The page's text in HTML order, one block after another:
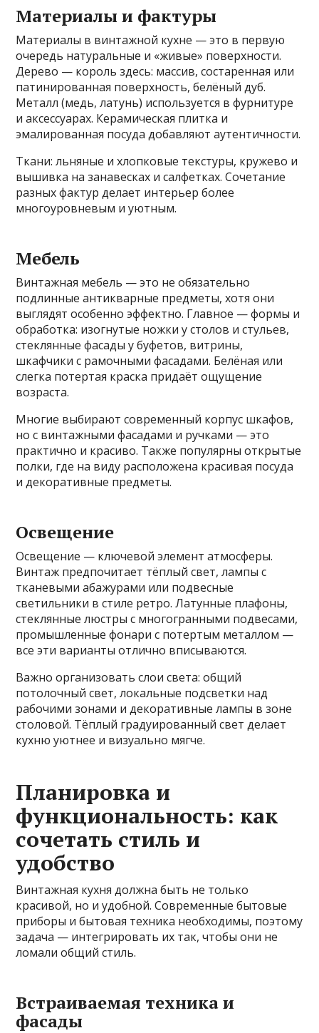
Материалы и фактуры
Материалы в винтажной кухне — это в первую
очередь натуральные и «живые» поверхности.
Дерево — король здесь: массив, состаренная или
патинированная поверхность, белёный дуб.
Металл (медь, латунь) используется в фурнитуре
и аксессуарах. Керамическая плитка и
эмалированная посуда добавляют аутентичности.
Ткани: льняные и хлопковые текстуры, кружево и
вышивка на занавесках и салфетках. Сочетание
разных фактур делает интерьер более
многоуровневым и уютным.
Мебель
Винтажная мебель — это не обязательно
подлинные антикварные предметы, хотя они
выглядят особенно эффектно. Главное — формы и
обработка: изогнутые ножки у столов и стульев,
стеклянные фасады у буфетов, витрины,
шкафчики с рамочными фасадами. Белёная или
слегка потертая краска придаёт ощущение
возраста.
Многие выбирают современный корпус шкафов,
но с винтажными фасадами и ручками — это
практично и красиво. Также популярны открытые
полки, где на виду расположена красивая посуда
и декоративные предметы.
Освещение
Освещение — ключевой элемент атмосферы.
Винтаж предпочитает тёплый свет, лампы с
тканевыми абажурами или подвесные
светильники в стиле ретро. Латунные плафоны,
стеклянные люстры с многогранными подвесами,
промышленные фонари с потертым металлом —
все эти варианты отлично вписываются.
Важно организовать слои света: общий
потолочный свет, локальные подсветки над
рабочими зонами и декоративные лампы в зоне
столовой. Тёплый градуированный свет делает
кухню уютнее и визуально мягче.
Планировка и
функциональность: как
сочетать стиль и
удобство
Винтажная кухня должна быть не только
красивой, но и удобной. Современные бытовые
приборы и бытовая техника необходимы, поэтому
задача — интегрировать их так, чтобы они не
ломали общий стиль.
Встраиваемая техника и
фасады